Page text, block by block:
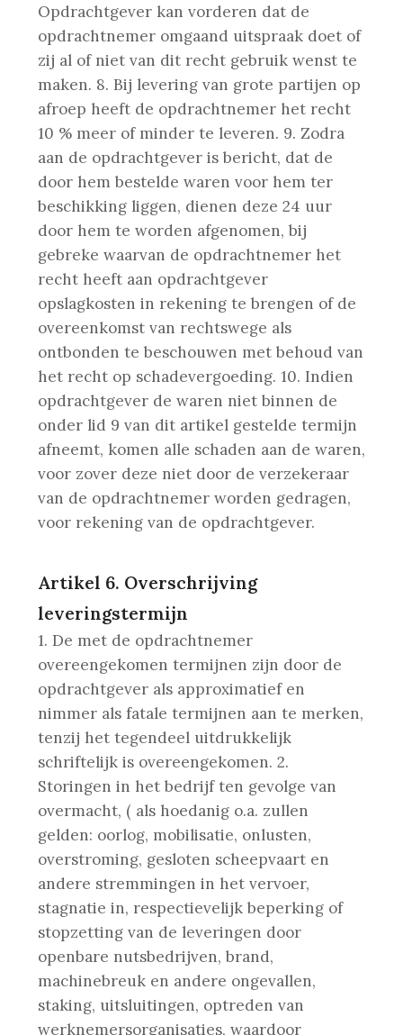
Opdrachtgever kan vorderen dat de
opdrachtnemer omgaand uitspraak doet of
zij al of niet van dit recht gebruik wenst te
maken. 8. Bij levering van grote partijen op
afroep heeft de opdrachtnemer het recht
10 % meer of minder te leveren. 9. Zodra
aan de opdrachtgever is bericht, dat de
door hem bestelde waren voor hem ter
beschikking liggen, dienen deze 24 uur
door hem te worden afgenomen, bij
gebreke waarvan de opdrachtnemer het
recht heeft aan opdrachtgever
opslagkosten in rekening te brengen of de
overeenkomst van rechtswege als
ontbonden te beschouwen met behoud van
het recht op schadevergoeding. 10. Indien
opdrachtgever de waren niet binnen de
onder lid 9 van dit artikel gestelde termijn
afneemt, komen alle schaden aan de waren,
voor zover deze niet door de verzekeraar
van de opdrachtnemer worden gedragen,
voor rekening van de opdrachtgever.
Artikel 6. Overschrijving
leveringstermijn
1. De met de opdrachtnemer
overeengekomen termijnen zijn door de
opdrachtgever als approximatief en
nimmer als fatale termijnen aan te merken,
tenzij het tegendeel uitdrukkelijk
schriftelijk is overeengekomen. 2.
Storingen in het bedrijf ten gevolge van
overmacht, ( als hoedanig o.a. zullen
gelden: oorlog, mobilisatie, onlusten,
overstroming, gesloten scheepvaart en
andere stremmingen in het vervoer,
stagnatie in, respectievelijk beperking of
stopzetting van de leveringen door
openbare nutsbedrijven, brand,
machinebreuk en andere ongevallen,
staking, uitsluitingen, optreden van
werknemersorganisaties, waardoor